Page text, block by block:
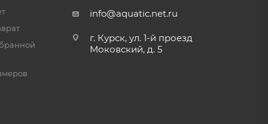
как
info@aquatic.net.ru
г. Курск, ул. 1-й проезд
Моковский, д. 5